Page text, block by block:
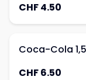
CHF 4.50
Coca-Cola
CHF 6.50